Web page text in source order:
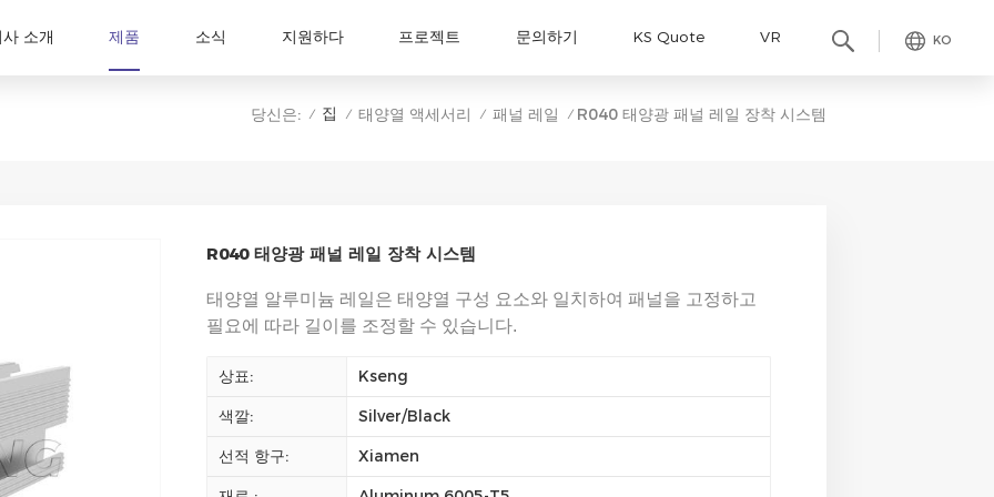
KO
소개 제품 소식 지원하다 프로젝트 문의하기 KS Quote VR
당신은: / 집 / 태양열 액세서리 / 패널 레일 / R040 태양광 패널 레일 장착 시스템
R040 태양광 패널 레일 장착 시스템
태양열 알루미늄 레일은 태양열 구성 요소와 일치하여 패널을 고정하고
필요에 따라 길이를 조정할 수 있습니다.
상표:
Kseng
색깔:
Silver/Black
선적 항구:
Xiamen